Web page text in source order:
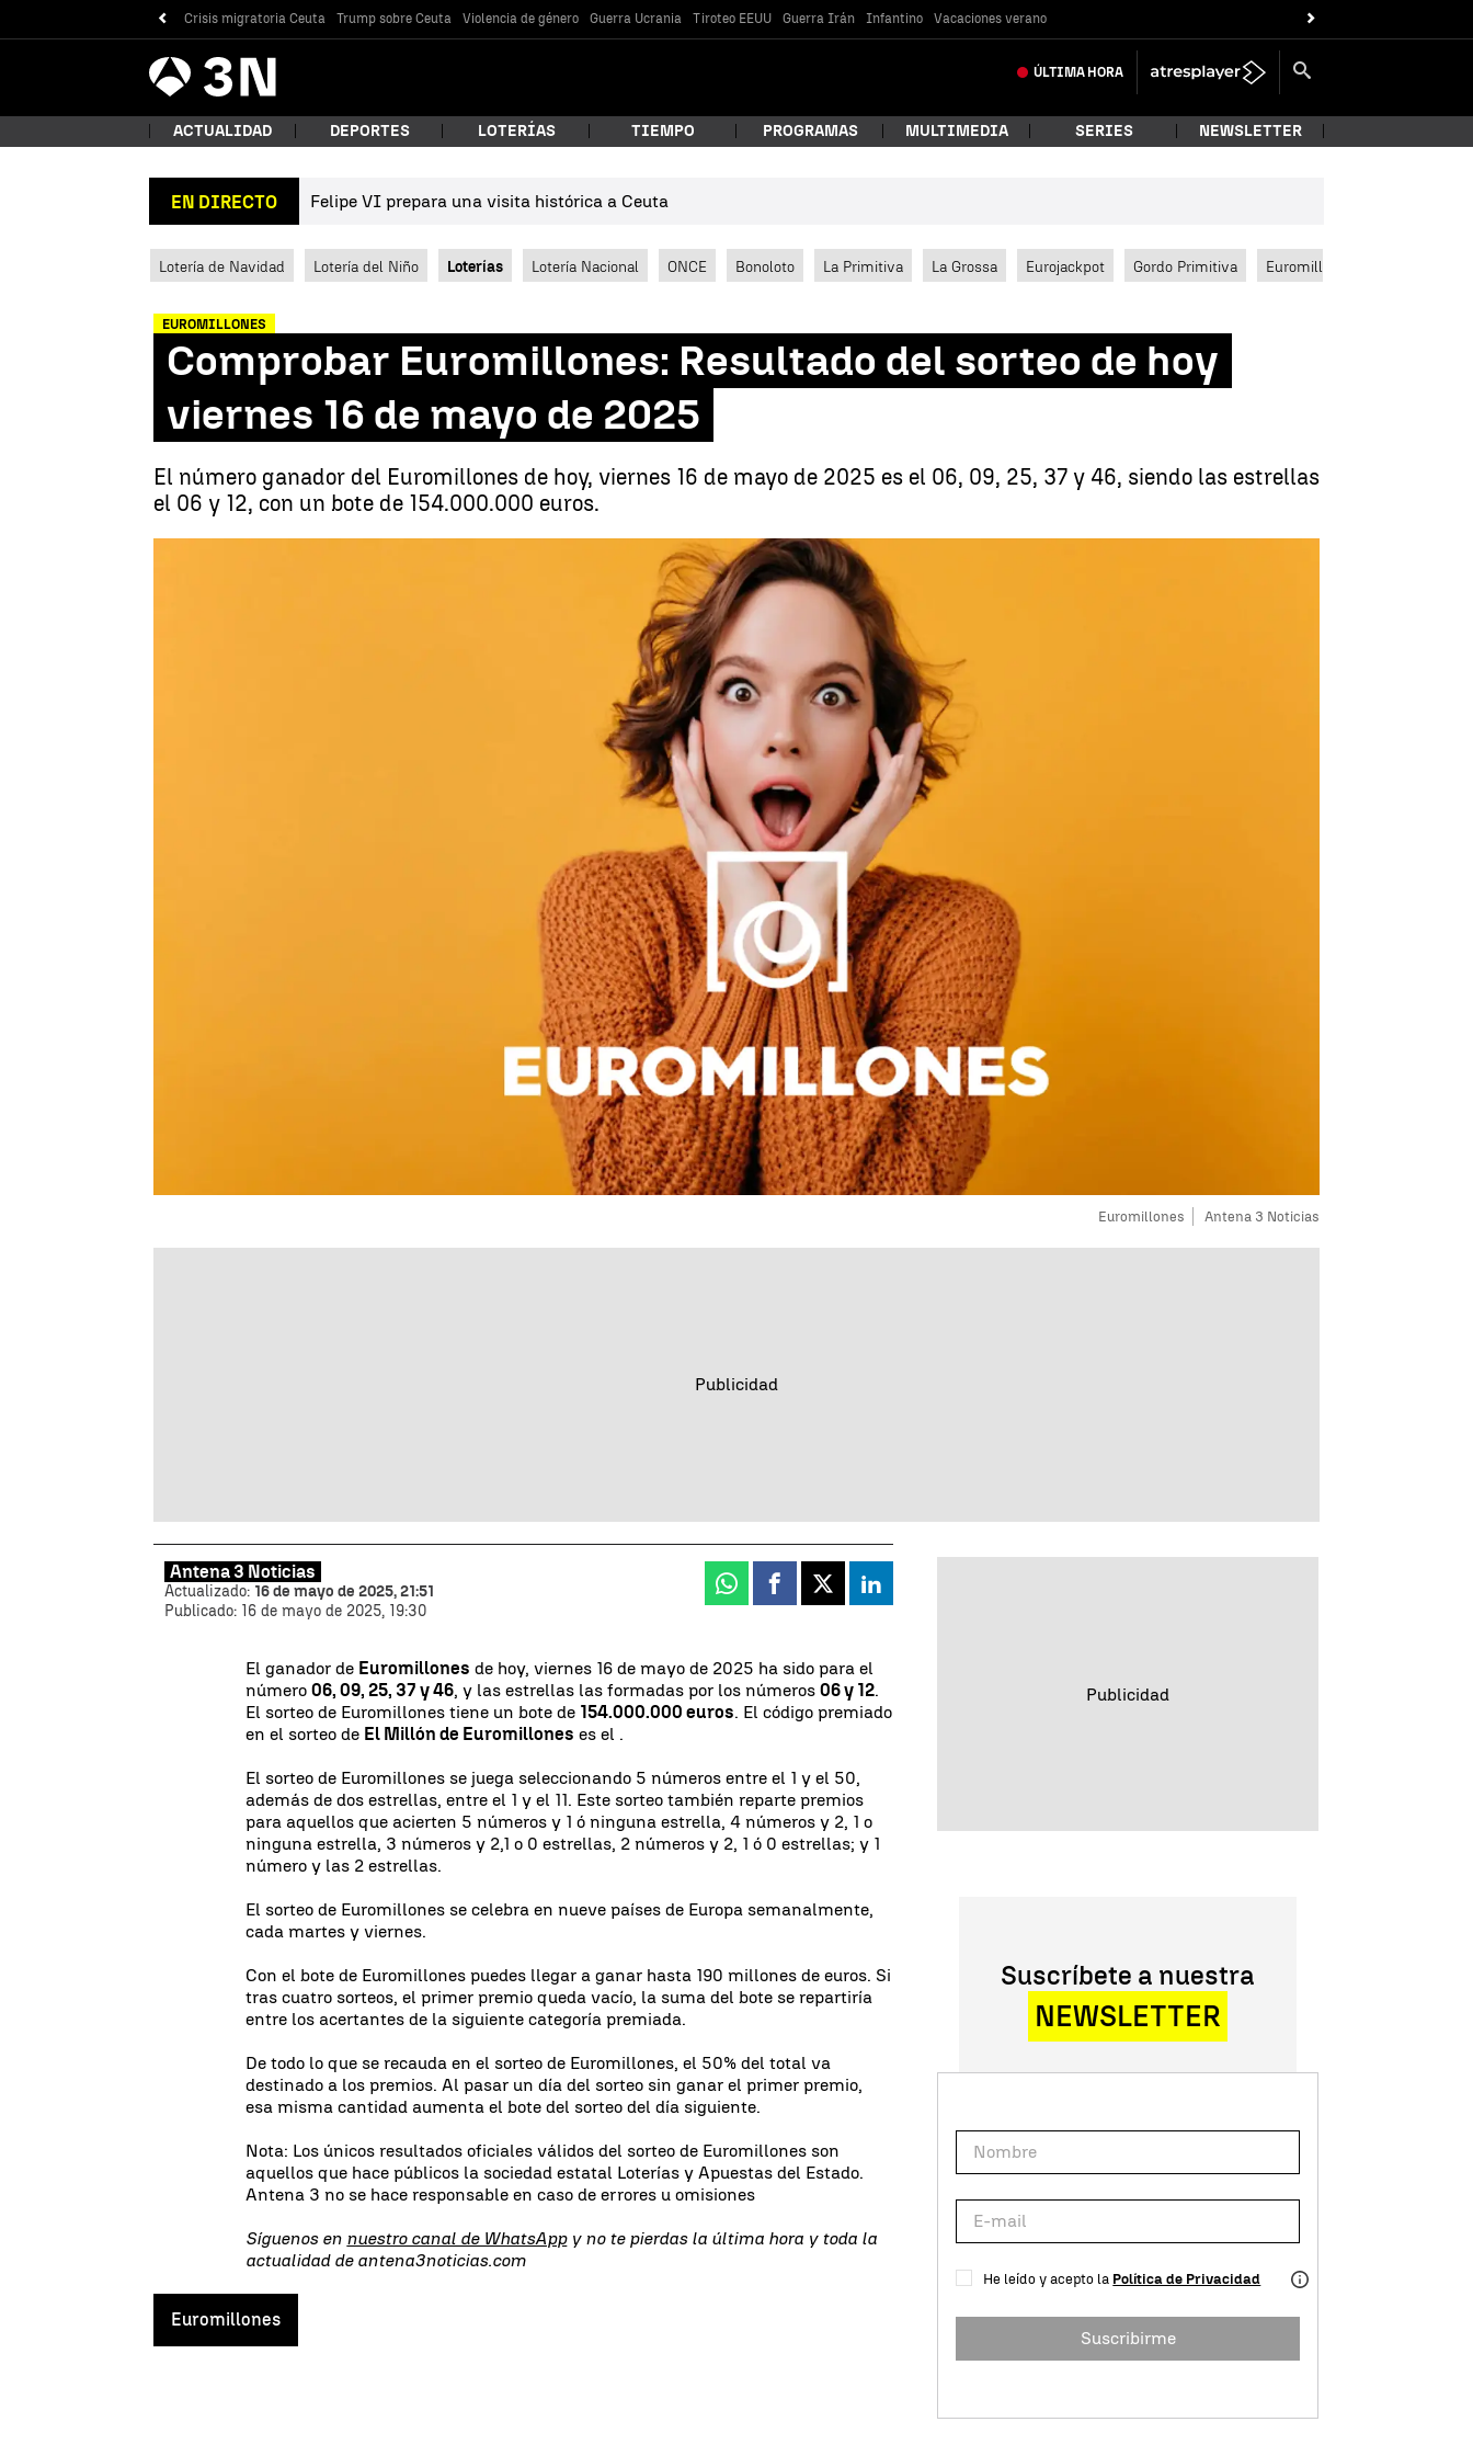
Crisis migratoria Ceuta Trump sobre Ceuta Violencia de género Guerra Ucrania Tiroteo EEUU Guerra Irán Infantino Vacaciones verano
Antena
3 Noticias ÚLTIMA HORA
¿Qué estás buscando?
ACTUALIDAD DEPORTES LOTERÍAS TIEMPO PROGRAMAS MULTIMEDIA SERIES NEWSLETTER
EN DIRECTO Felipe VI prepara una visita histórica a Ceuta
Lotería de Navidad Lotería del Niño Loterías Lotería Nacional ONCE Bonoloto La Primitiva La Grossa Eurojackpot Gordo Primitiva Euromillones
EUROMILLONES
Comprobar Euromillones: Resultado del sorteo de hoy
viernes 16 de mayo de 2025
El número ganador del Euromillones de hoy, viernes 16 de mayo de 2025 es el 06, 09, 25, 37 y 46, siendo las estrellas
el 06 y 12, con un bote de 154.000.000 euros.
Euromillones Antena 3 Noticias
Antena 3 Noticias
Actualizado: 16 de mayo de 2025, 21:51
Publicado: 16 de mayo de 2025, 19:30
Whatsapp
Facebook
X Linkedin
El ganador de Euromillones de hoy, viernes 16 de mayo de 2025 ha sido para el
número06, 09, 25, 37 y 46, y las estrellas las formadas por los números06 y 12.
El sorteo de Euromillones tiene un bote de 154.000.000 euros. El código premiado
en el sorteo de El Millón de Euromillones es el .
El sorteo de Euromillones se juega seleccionando 5 números entre el 1 y el 50,
además de dos estrellas, entre el 1 y el 11. Este sorteo también reparte premios
para aquellos que acierten 5 números y 1 ó ninguna estrella, 4 números y 2, 1 o
ninguna estrella, 3 números y 2,1 o 0 estrellas, 2 números y 2, 1 ó 0 estrellas; y 1
número y las 2 estrellas.
El sorteo de Euromillones se celebra en nueve países de Europa semanalmente,
cada martes y viernes.
Con el bote de Euromillones puedes llegar a ganar hasta 190 millones de euros. Si
tras cuatro sorteos, el primer premio queda vacío, la suma del bote se repartiría
entre los acertantes de la siguiente categoría premiada.
De todo lo que se recauda en el sorteo de Euromillones, el 50% del total va
destinado a los premios. Al pasar un día del sorteo sin ganar el primer premio,
esa misma cantidad aumenta el bote del sorteo del día siguiente.
Nota: Los únicos resultados oficiales válidos del sorteo de Euromillones son
aquellos que hace públicos la sociedad estatal Loterías y Apuestas del Estado.
Antena 3 no se hace responsable en caso de errores u omisiones
Síguenos en nuestro canal de WhatsAppy no te pierdas la última hora y toda la
actualidad de antena3noticias.com
Euromillones
Suscríbete a nuestra
NEWSLETTER
He leído y acepto la Política de Privacidad
Suscribirme